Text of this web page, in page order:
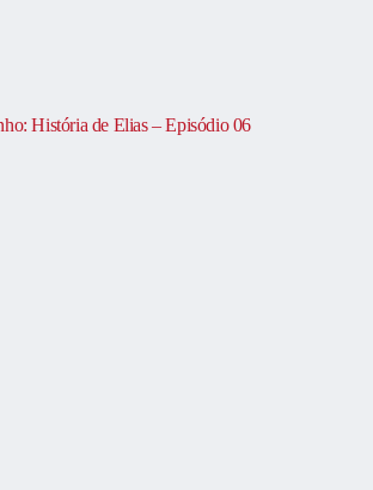
História de Elias – Episódio 06